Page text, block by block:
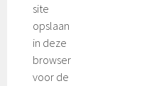
site
opslaan
in deze
browser
voor de